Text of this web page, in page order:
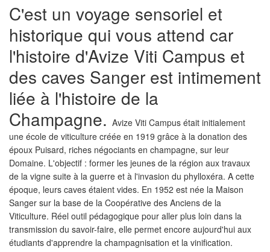
C'est un voyage sensoriel et
historique qui vous attend car
l'histoire d'Avize Viti Campus et
des caves Sanger est intimement
liée à l'histoire de la
Champagne. Avize Viti Campus était initialement
une école de viticulture créée en 1919 grâce à la donation des
époux Puisard, riches négociants en champagne, sur leur
Domaine. L'objectif : former les jeunes de la région aux travaux
de la vigne suite à la guerre et à l'invasion du phylloxéra. A cette
époque, leurs caves étaient vides. En 1952 est née la Maison
Sanger sur la base de la Coopérative des Anciens de la
Viticulture. Réel outil pédagogique pour aller plus loin dans la
transmission du savoir-faire, elle permet encore aujourd'hui aux
étudiants d'apprendre la champagnisation et la vinification.